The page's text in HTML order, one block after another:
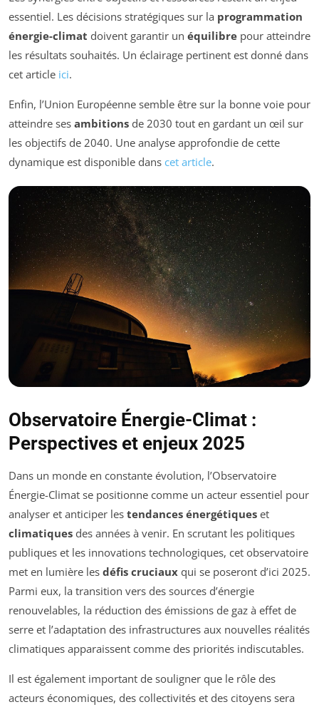
essentiel. Les décisions stratégiques sur la programmation
énergie-climat doivent garantir un équilibre pour atteindre
les résultats souhaités. Un éclairage pertinent est donné dans
cet article ici.
Enfin, l’Union Européenne semble être sur la bonne voie pour
atteindre ses ambitions de 2030 tout en gardant un œil sur
les objectifs de 2040. Une analyse approfondie de cette
dynamique est disponible dans cet article.
Observatoire Énergie-Climat :
Perspectives et enjeux 2025
Dans un monde en constante évolution, l’Observatoire
Énergie-Climat se positionne comme un acteur essentiel pour
analyser et anticiper les tendances énergétiques et
climatiques des années à venir. En scrutant les politiques
publiques et les innovations technologiques, cet observatoire
met en lumière les défis cruciaux qui se poseront d’ici 2025.
Parmi eux, la transition vers des sources d’énergie
renouvelables, la réduction des émissions de gaz à effet de
serre et l’adaptation des infrastructures aux nouvelles réalités
climatiques apparaissent comme des priorités indiscutables.
Il est également important de souligner que le rôle des
acteurs économiques, des collectivités et des citoyens sera